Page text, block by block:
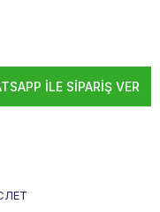
İLE SİPARİŞ VER